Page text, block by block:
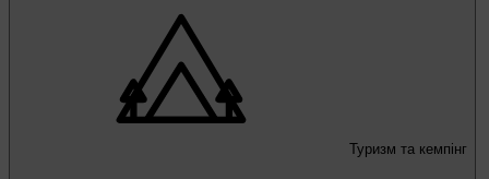
Туризм та кемпінг